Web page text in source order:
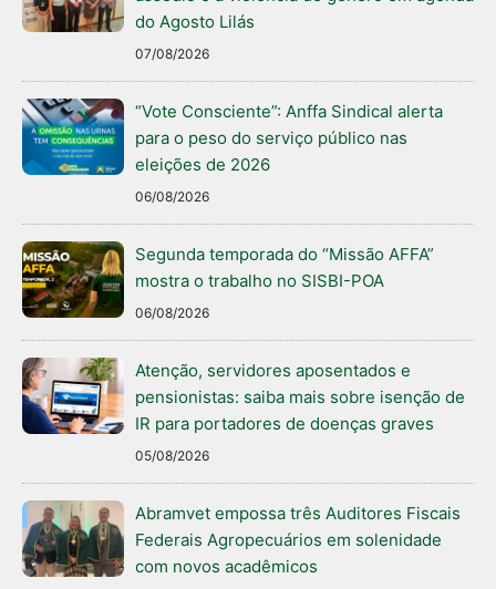
do Agosto Lilás
07/08/2026
“Vote Consciente”: Anffa Sindical alerta
para o peso do serviço público nas
eleições de 2026
06/08/2026
Segunda temporada do “Missão AFFA”
mostra o trabalho no SISBI-POA
06/08/2026
Atenção, servidores aposentados e
pensionistas: saiba mais sobre isenção de
IR para portadores de doenças graves
05/08/2026
Abramvet empossa três Auditores Fiscais
Federais Agropecuários em solenidade
com novos acadêmicos